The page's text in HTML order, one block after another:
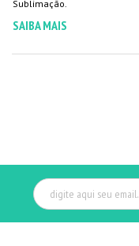
SAIBA MAIS